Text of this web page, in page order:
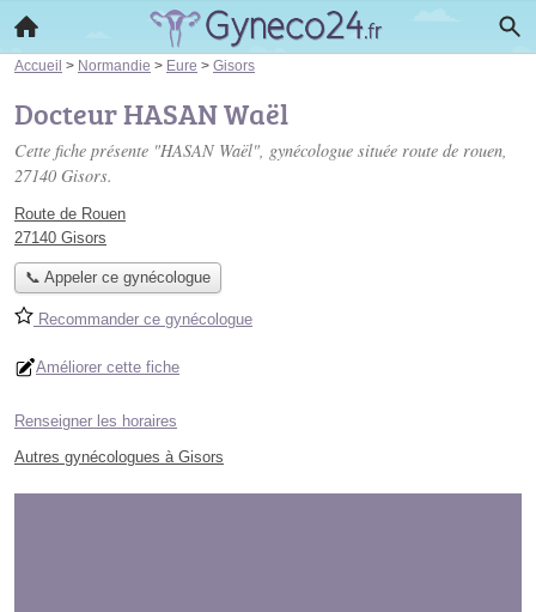
Accueil > Normandie > Eure > Gisors
Docteur HASAN Waël
Cette fiche présente "HASAN Waël", gynécologue située route de rouen,
27140 Gisors.
Route de Rouen
27140 Gisors
📞 Appeler ce gynécologue
Recommander ce gynécologue
Améliorer cette fiche
Renseigner les horaires
Autres gynécologues à Gisors